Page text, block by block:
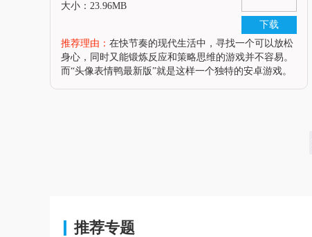
下载
大小：23.96MB
推荐理由： 在快节奏的现代生活中，寻找一个可以放松
身心，同时又能锻炼反应和策略思维的游戏并不容易。
而“头像表情鸭最新版”就是这样一个独特的安卓游戏。
推荐专题